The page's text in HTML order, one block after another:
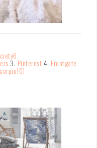
3. Pinterest4. Frontgate